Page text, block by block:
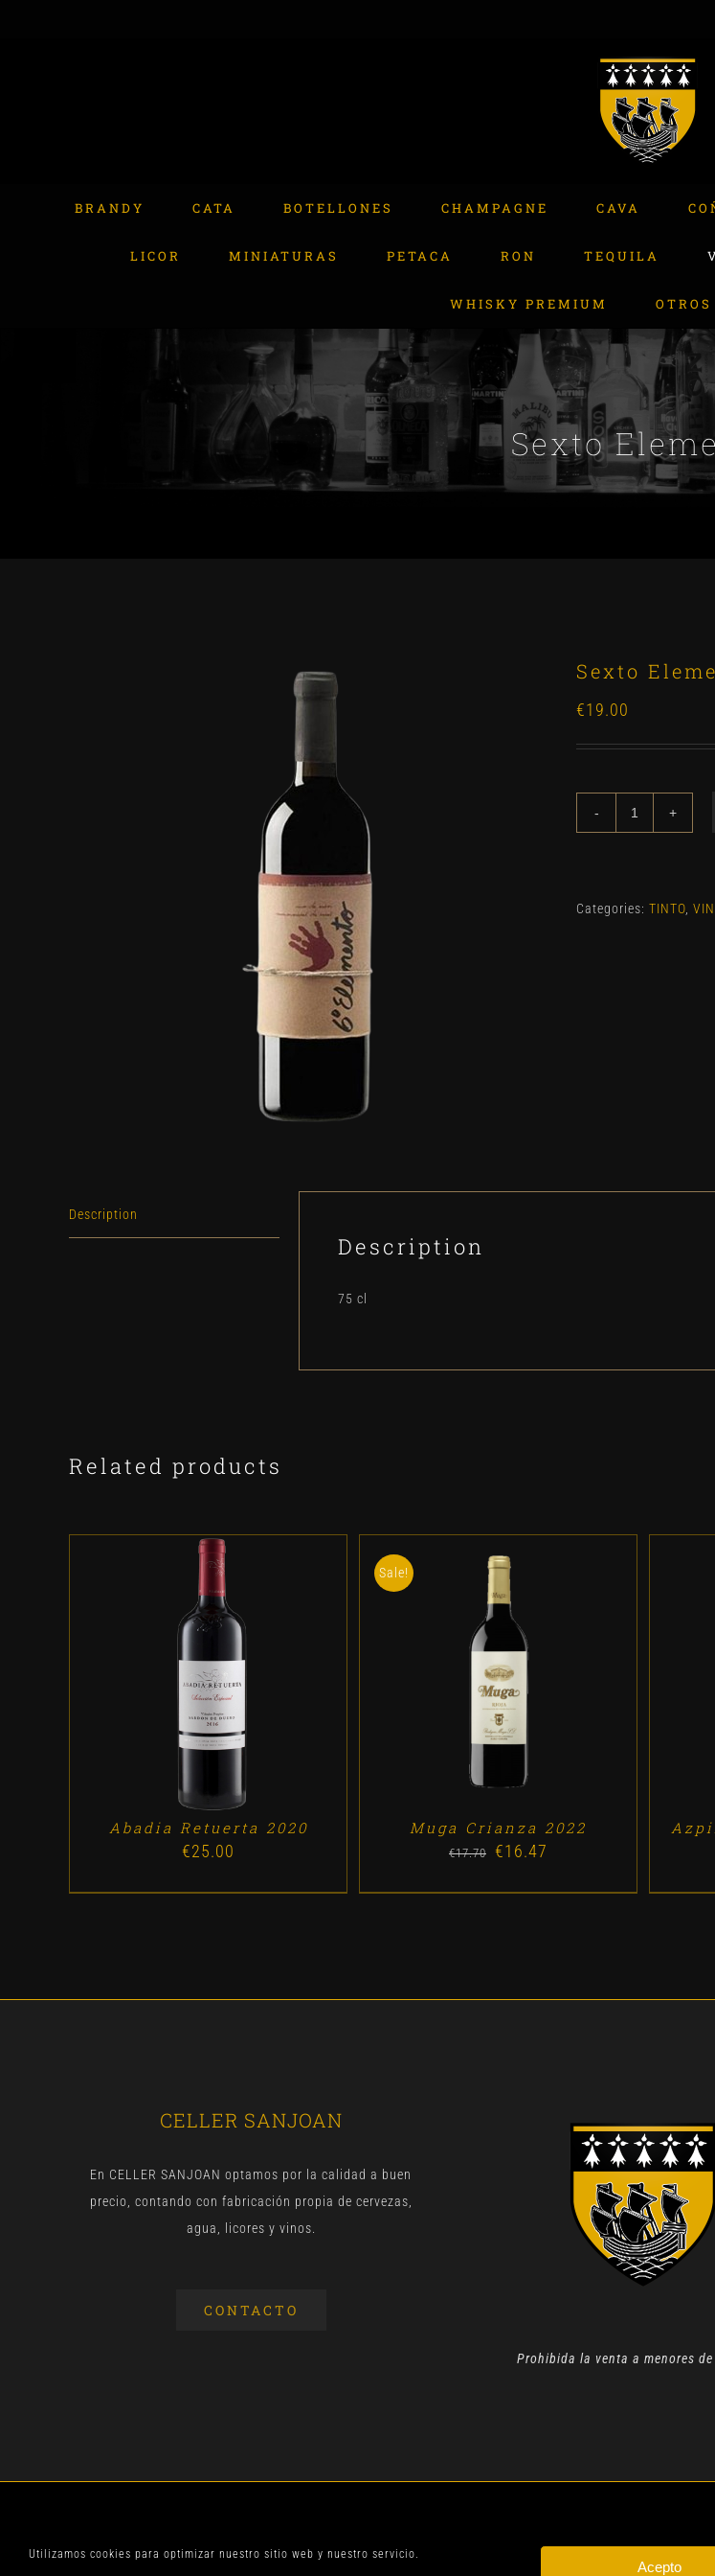
Utilizamos cookies para optimizar nuestro sitio web y nuestro servicio.
Acepto
BRANDY CATA BOTELLONES CHAMPAGNE CAVA
LICOR MINIATURAS PETACA RON TEQUILA
WHISKY PREMIUM OTROS
Sexto
Sexto
€19.00
Categories: TINTO
Description
Description
75 cl
Related products
ADD TO CART /
Abadia Retuerta 2020
€25.00
Sale!
ADD TO CART /
Muga Crianza 2022
€17.70 Original
€16.47
CELLER SANJOAN
En CELLER SANJOAN optamos por la calidad a buen
precio, contando con fabricación propia de cervezas,
agua, licores y vinos.
CONTACTO
Prohibida la venta a menores
AVISO LEGAL| TODOS LOS